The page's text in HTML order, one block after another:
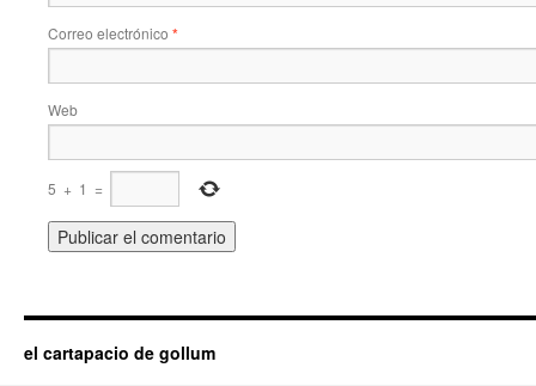
Correo electrónico *
Web
5 + 1 =
el cartapacio de gollum